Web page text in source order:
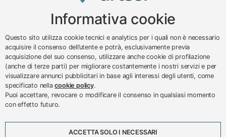
© 2024 – 2026 - ARTSER SRL
ARTSER SRL - Viale Milano, 5 - Varese -
P.IVA 01878290129
Tel. 0332 256111 - Fax 0332 256200 -
VA-213777
Informativa cookie
Questo sito utilizza cookie tecnici e analytics per i quali non è necessario
acquisire il consenso dell’utente e potrà, esclusivamente previa
acquisizione del suo consenso, utilizzare anche cookie di profilazione
(anche di terze parti) per migliorare costantemente i nostri servizi e per
visualizzare annunci pubblicitari in base agli interessi degli utenti, come
specificato nellacookie policy.
Puoi accettare, revocare o modificare il consenso in qualsiasi momento
con effetto futuro.
ACCETTA SOLO I NECESSARI